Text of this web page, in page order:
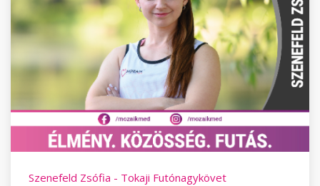
Szenefeld Zsófia - Tokaji Futónagykövet